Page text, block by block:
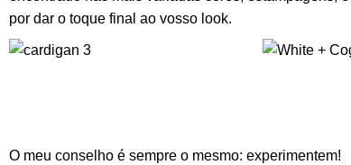
por dar o toque final ao vosso look.
O meu conselho é sempre o mesmo: experimentem!